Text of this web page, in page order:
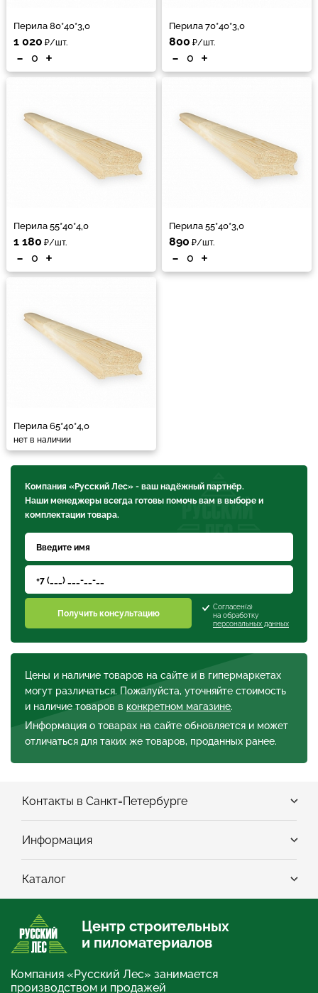
Перила 80*40*3,0
1 020 ₽/шт.
- +
Перила 70*40*3,0
800 ₽/шт.
- +
Перила 55*40*4,0
1 180 ₽/шт.
- +
Перила 55*40*3,0
890 ₽/шт.
- +
Перила 65*40*4,0
нет в наличии
Цены и наличие товаров на сайте и в гипермаркетах
могут различаться. Пожалуйста, уточняйте стоимость
и наличие товаров в конкретном магазине.
Информация о товарах на сайте обновляется и может
отличаться для таких же товаров, проданных ранее.
Компания «Русский Лес» - ваш надёжный партнёр.
Наши менеджеры всегда готовы помочь вам в выборе и
комплектации товара.
Получить консультацию
Согласен(а)
на обработку
персональных данных
Контакты в Санкт=Петербурге
Информация
Каталог
Центр строительных
и пиломатериалов
Компания «Русский Лес» занимается
производством и продажей